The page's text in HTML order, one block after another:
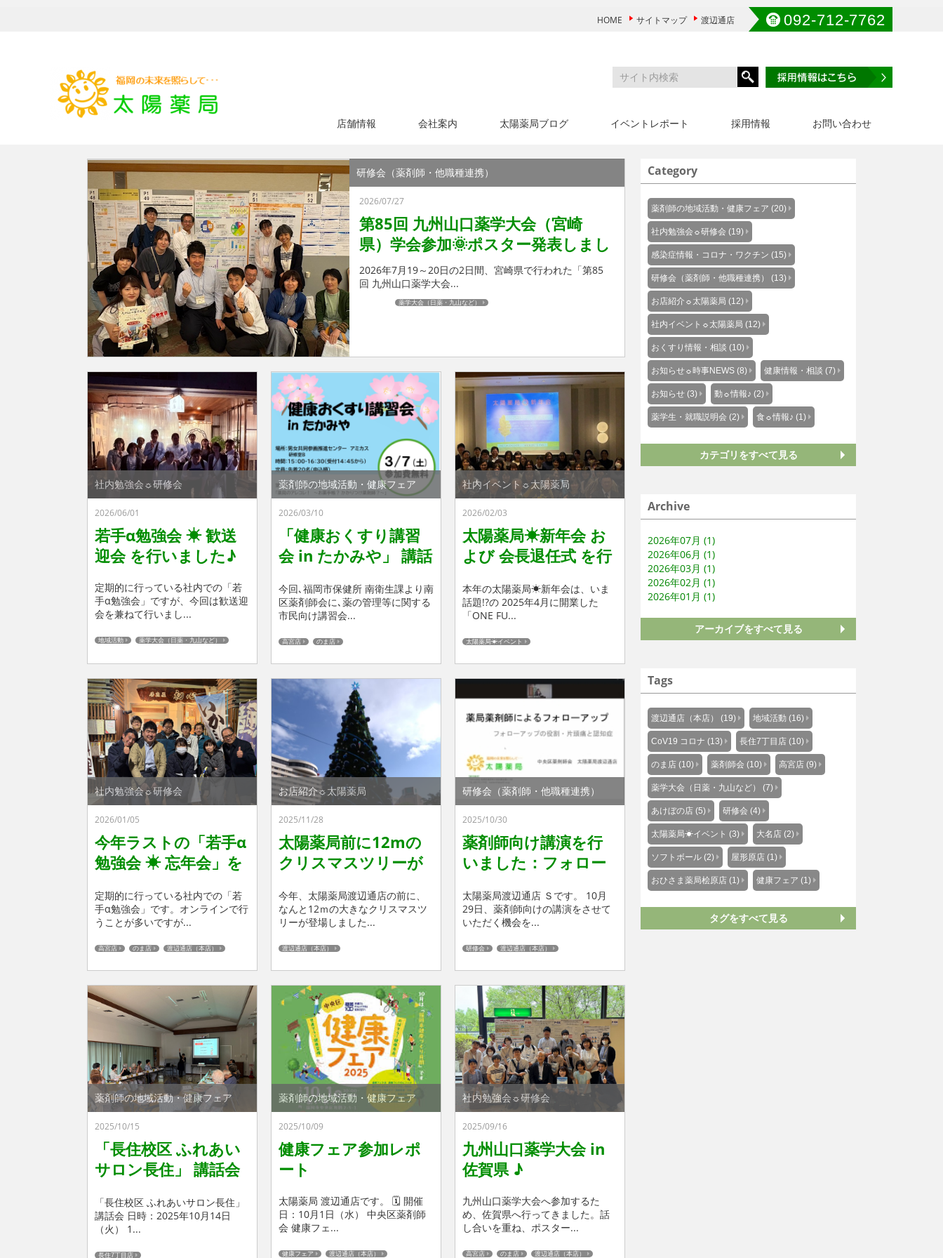
092-712-7762
HOME サイトマップ 渡辺通店
店舗情報 会社案内 太陽薬局ブログ イベントレポート 採用情報 お問い合わせ
研修会（薬剤師・他職種連携）
2026/07/27
第85回 九州山口薬学大会（宮崎
県）学会参加🌞ポスター発表しまし
た♪
2026年7月19～20日の2日間、宮崎県で行われた「第85
回 九州山口薬学大会...
薬学大会（日薬・九山など）
社内勉強会☼研修会
2026/06/01
若手α勉強会 ☀ 歓送
迎会 を行いました♪
定期的に行っている社内での「若
手α勉強会」ですが、今回は歓送迎
会を兼ねて行いまし...
地域活動 薬学大会（日薬・九山など）
薬剤師の地域活動・健康フェア
2026/03/10
「健康おくすり講習
会 in たかみや」 講話
を行いました♪
今回､福岡市保健所 南衛生課より南
区薬剤師会に､薬の管理等に関する
市民向け講習会...
高宮店 のま店
社内イベント☼太陽薬局
2026/02/03
太陽薬局☀新年会 お
よび 会長退任式 を行
本年の太陽薬局☀新年会は、いま
話題!?の 2025年4月に開業した
「ONE FU...
太陽薬局☀イベント
社内勉強会☼研修会
2026/01/05
今年ラストの「若手α
勉強会 ☀ 忘年会」を
定期的に行っている社内での「若
手α勉強会」です。オンラインで行
うことが多いですが...
高宮店 のま店 渡辺通店（本店）
お店紹介☼太陽薬局
2025/11/28
太陽薬局前に12mの
クリスマスツリーが
今年、太陽薬局渡辺通店の前に、
なんと12ｍの大きなクリスマスツ
リーが登場しました...
渡辺通店（本店）
研修会（薬剤師・他職種連携）
2025/10/30
薬剤師向け講演を行
いました：フォロー
太陽薬局渡辺通店 Ｓです。 10月
29日、薬剤師向けの講演をさせて
いただく機会を...
研修会 渡辺通店（本店）
薬剤師の地域活動・健康フェア
2025/10/15
「長住校区 ふれあい
サロン長住」 講話会
「長住校区 ふれあいサロン長住」
講話会 日時：2025年10月14日
（火） 1...
長住7丁目店
薬剤師の地域活動・健康フェア
2025/10/09
健康フェア参加レポ
ート
太陽薬局 渡辺通店です。 🗓 開催
日：10月1日（水） 中央区薬剤師
会 健康フェ...
健康フェア 渡辺通店（本店）
社内勉強会☼研修会
2025/09/16
九州山口薬学大会 in
佐賀県 ♪
九州山口薬学大会へ参加するた
め、佐賀県へ行ってきました。話
し合いを重ね、ポスター...
高宮店 のま店 渡辺通店（本店）
Category
薬剤師の地域活動・健康フェア (20)
社内勉強会☼研修会 (19)
感染症情報・コロナ・ワクチン (15)
研修会（薬剤師・他職種連携） (13)
お店紹介☼太陽薬局 (12)
社内イベント☼太陽薬局 (12)
おくすり情報・相談 (10)
お知らせ☼時事NEWS (8) 健康情報・相談 (7)
お知らせ (3) 動☼情報♪ (2)
薬学生・就職説明会 (2) 食☼情報♪ (1)
カテゴリをすべて見る
Archive
2026年07月 (1)
2026年06月 (1)
2026年03月 (1)
2026年02月 (1)
2026年01月 (1)
アーカイブをすべて見る
Tags
渡辺通店（本店） (19) 地域活動 (16)
CoV19 コロナ (13) 長住7丁目店 (10)
のま店 (10) 薬剤師会 (10) 高宮店 (9)
薬学大会（日薬・九山など） (7)
あけぼの店 (5) 研修会 (4)
太陽薬局☀イベント (3) 大名店 (2)
ソフトボール (2) 屋形原店 (1)
おひさま薬局桧原店 (1) 健康フェア (1)
タグをすべて見る